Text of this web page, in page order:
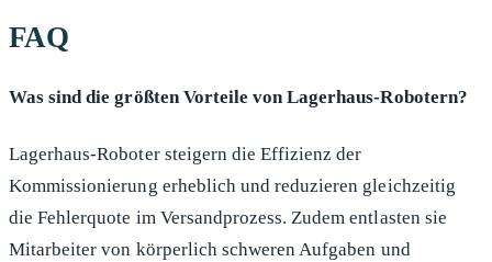
FAQ
Was sind die größten Vorteile von Lagerhaus-Robotern?
Lagerhaus-Roboter steigern die Effizienz der
Kommissionierung erheblich und reduzieren gleichzeitig
die Fehlerquote im Versandprozess. Zudem entlasten sie
Mitarbeiter von körperlich schweren Aufgaben und